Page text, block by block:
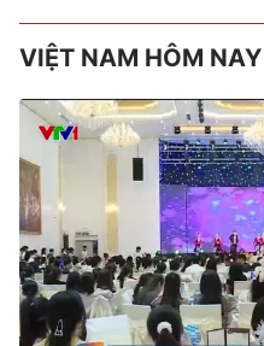
VIỆT NAM HÔM NAY